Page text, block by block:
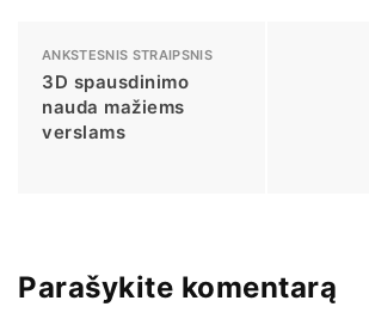
ANKSTESNIS STRAIPSNIS
3D spausdinimo
nauda mažiems
verslams
Parašykite komentarą